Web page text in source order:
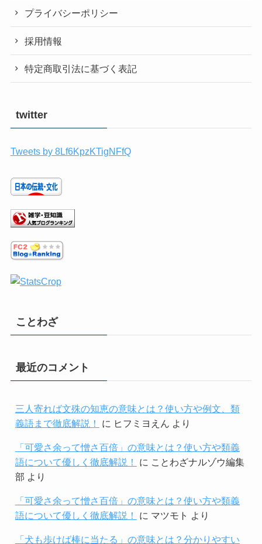
プライバシーポリシー
採用情報
特定商取引法に基づく表記
twitter
Tweets by 8Lf6KpzKTigNFfQ
ことわざ
最近のコメント
三人寄れば文殊の知恵の意味とは？使い方や例文、類
義語まで徹底解説！
に ヒフミヨえん より
「可愛さ余って憎さ百倍」の意味とは？使い方や類義
語について優しく徹底解説！
に ことわざナルゾウ編集
部 より
「可愛さ余って憎さ百倍」の意味とは？使い方や類義
語について優しく徹底解説！
に マツモト より
「犬も歩けば棒に当たる」の意味とは？分かりやすい